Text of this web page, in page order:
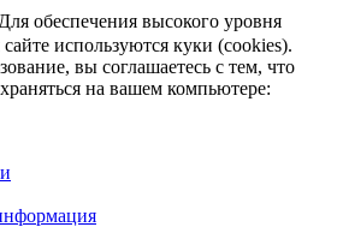
Для обеспечения высокого уровня
используются куки (cookies).
вы соглашаетесь с тем, что
на вашем компьютере: